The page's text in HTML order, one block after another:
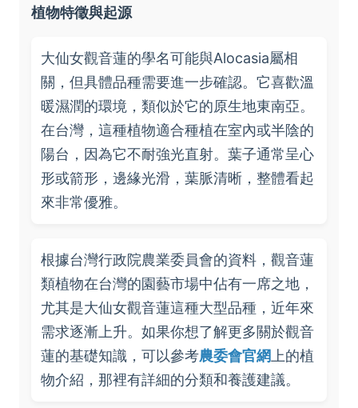
植物特徵與起源
大仙女觀音蓮的學名可能與Alocasia屬相
關，但具體品種需要進一步確認。它喜歡溫
暖濕潤的環境，類似於它的原生地東南亞。
在台灣，這種植物適合種植在室內或半陰的
陽台，因為它不耐強光直射。葉子通常呈心
形或箭形，邊緣光滑，葉脈清晰，整體看起
來非常優雅。
根據台灣行政院農業委員會的資料，觀音蓮
類植物在台灣的園藝市場中佔有一席之地，
尤其是大仙女觀音蓮這種大型品種，近年來
需求逐漸上升。如果你想了解更多關於觀音
蓮的基礎知識，可以參考農委會官網 上的植
物介紹，那裡有詳細的分類和養護建議。